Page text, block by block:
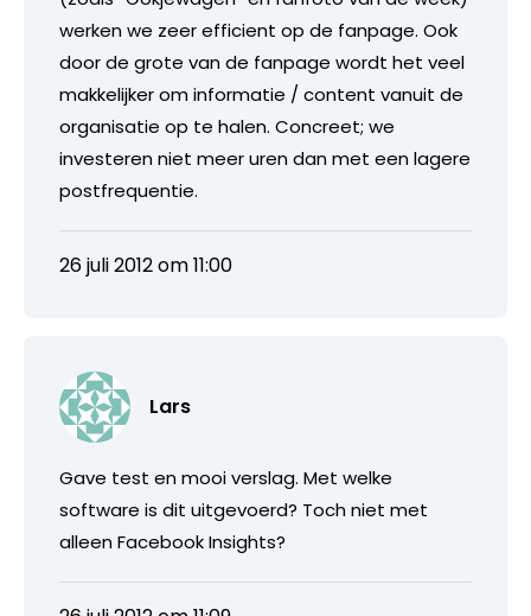
werken we zeer efficient op de fanpage. Ook
door de grote van de fanpage wordt het veel
makkelijker om informatie / content vanuit de
organisatie op te halen. Concreet; we
investeren niet meer uren dan met een lagere
postfrequentie.
26 juli 2012 om 11:00
Lars
Gave test en mooi verslag. Met welke
software is dit uitgevoerd? Toch niet met
alleen Facebook Insights?